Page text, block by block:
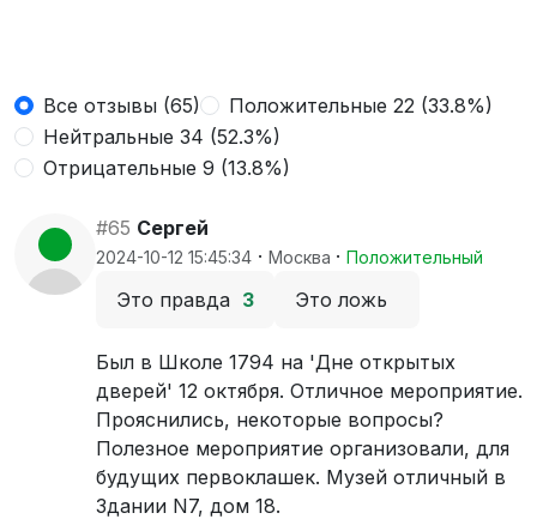
Все отзывы (65)
Положительные 22 (33.8%)
Нейтральные 34 (52.3%)
Отрицательные 9 (13.8%)
#65 Сергей
2024-10-12 15:45:34 · Москва · Положительный
Это правда 3 Это ложь
Был в Школе 1794 на 'Дне открытых
дверей' 12 октября. Отличное мероприятие.
Прояснились, некоторые вопросы?
Полезное мероприятие организовали, для
будущих первоклашек. Музей отличный в
Здании N7, дом 18.